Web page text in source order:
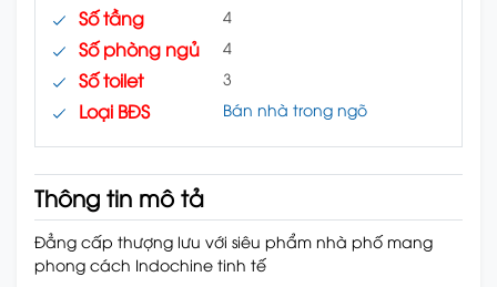
Số tầng 4
Số phòng ngủ 4
Số toilet 3
Loại BĐS Bán nhà trong ngõ
Thông tin mô tả
Đẳng cấp thượng lưu với siêu phẩm nhà phố mang
phong cách Indochine tinh tế